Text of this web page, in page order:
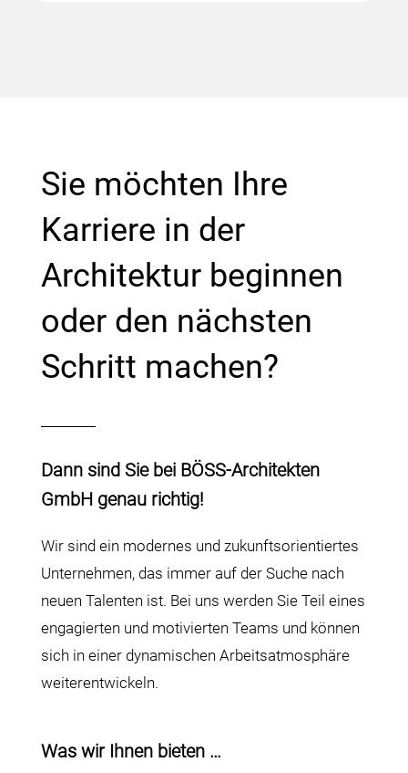
Sie möchten Ihre
Karriere in der
Architektur beginnen
oder den nächsten
Schritt machen?
Dann sind Sie bei BÖSS-Architekten
GmbH genau richtig!
Wir sind ein modernes und zukunftsorientiertes
Unternehmen, das immer auf der Suche nach
neuen Talenten ist. Bei uns werden Sie Teil eines
engagierten und motivierten Teams und können
sich in einer dynamischen Arbeitsatmosphäre
weiterentwickeln.
Was wir Ihnen bieten …